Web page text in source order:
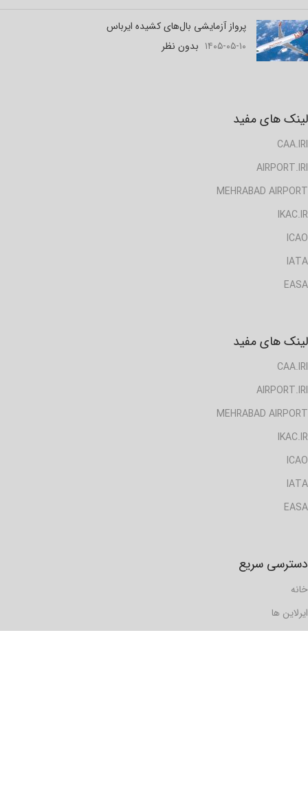
پرواز آزمایشی بال‌های کشیده ایرباس
۱۴۰۵-۰۵-۱۰ بدون نظر
لینک های مفید
CAA.IRI
AIRPORT.IRI
MEHRABAD AIRPORT
IKAC.IR
ICAO
IATA
EASA
لینک های مفید
CAA.IRI
AIRPORT.IRI
MEHRABAD AIRPORT
IKAC.IR
ICAO
IATA
EASA
دسترسی سریع
خانه
ایرلاین ها